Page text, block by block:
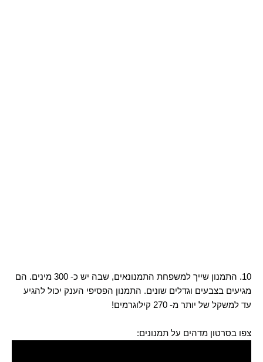
10. התמנון שייך למשפחת התמנונאים, שבה יש כ- 300 מינים. הם
מגיעים בצבעים וגדלים שונים. התמנון הפסיפי הענק יכול להגיע
עד למשקל של יותר מ- 270 קילוגרמים!
צפו בסרטון מדהים על תמנונים: